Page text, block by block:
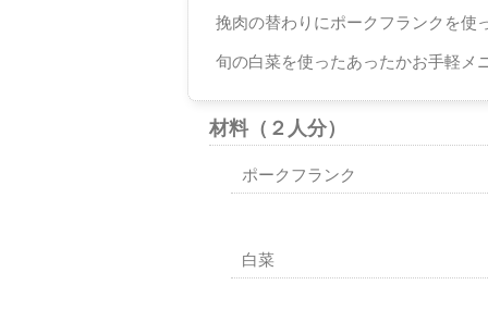
挽肉の替わりにポークフランクを使
旬の白菜を使ったあったかお手軽メ
材料（２人分）
ポークフランク
白菜